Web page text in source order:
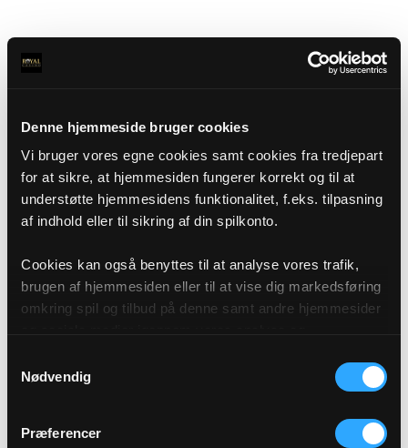
Denne hjemmeside bruger cookies
Vi bruger vores egne cookies samt cookies fra tredjepart
for at sikre, at hjemmesiden fungerer korrekt og til at
understøtte hjemmesidens funktionalitet, f.eks. tilpasning
af indhold eller til sikring af din spilkonto.
Cookies kan også benyttes til at analyse vores trafik,
brugen af hjemmesiden eller til at vise dig markedsføring
omkring spil og tilbud på denne samt andre hjemmesider
af cookies under "Detaljer" eller ved at klikke videre til
vores Cookiepolitik, som du finder i bunden af vores
Nødvendig
Præferencer